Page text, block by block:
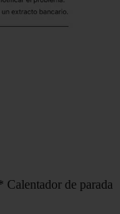
de parada